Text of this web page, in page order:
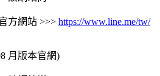
方網站 >>> https://www.line.me/tw/
月版本官網)